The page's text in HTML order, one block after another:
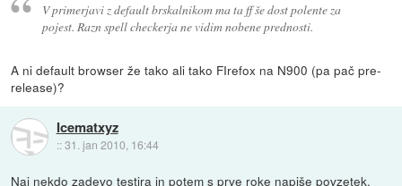
V primerjavi z default brskalnikom ma ta ff še dost polente za
pojest. Razn spell checkerja ne vidim nobene prednosti.
A ni default browser že tako ali tako FIrefox na N900 (pa pač pre-
release)?
Icematxyz
::31. jan 2010, 16:44
Naj nekdo zadevo testira in potem s prve roke napiše povzetek.